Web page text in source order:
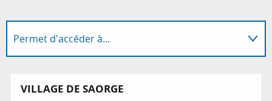
Permet d'accéder à...
VILLAGE DE SAORGE